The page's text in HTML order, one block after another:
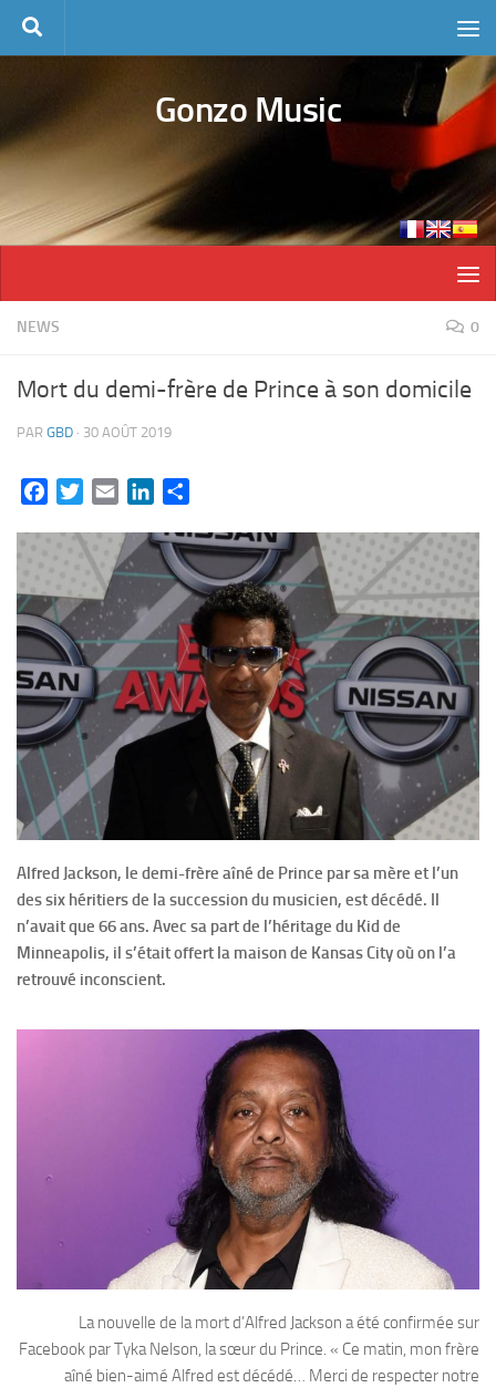
Skip to content
Gonzo Music
NEWS 0
Mort du demi-frère de Prince à son domicile
PAR GBD · 30 AOÛT 2019
FacebookTwitterEmail LinkedIn
Alfred Jackson, le demi-frère aîné de Prince par sa mère et l’un
des six héritiers de la succession du musicien, est décédé. Il
n’avait que 66 ans. Avec sa part de l’héritage du Kid de
Minneapolis, il s’était offert la maison de Kansas City où on l’a
retrouvé inconscient.
La nouvelle de la mort d’Alfred Jackson a été confirmée sur
Facebook par Tyka Nelson, la sœur du Prince. « Ce matin, mon frère
aîné bien-aimé Alfred est décédé… Merci de respecter notre